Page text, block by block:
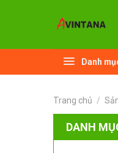
Danh
Trang chủ /
DANH